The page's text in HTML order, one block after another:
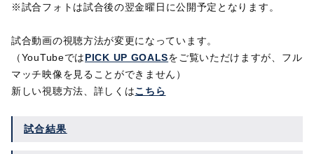
※試合フォトは試合後の翌金曜日に公開予定となります。
試合動画の視聴方法が変更になっています。
（YouTubeではPICK UP GOALSをご覧いただけますが、フル
マッチ映像を見ることができません）
新しい視聴方法、詳しくはこちら
試合結果